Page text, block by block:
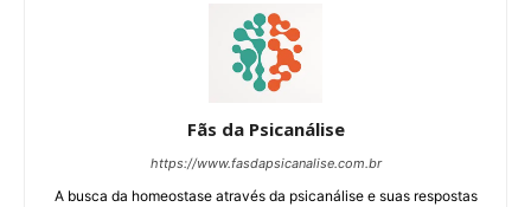
Fãs da Psicanálise
https://www.fasdapsicanalise.com.br
A busca da homeostase através da psicanálise e suas respostas